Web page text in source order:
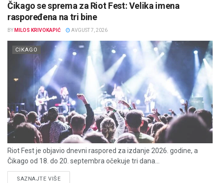
Čikago se sprema za Riot Fest: Velika imena
raspoređena na tri bine
BY MILOS KRIVOKAPIĆ AVGUST 7, 2026
CIKAGO
Riot Fest je objavio dnevni raspored za izdanje 2026. godine, a
Čikago od 18. do 20. septembra očekuje tri dana...
SAZNAJTE VIŠEDETAILS